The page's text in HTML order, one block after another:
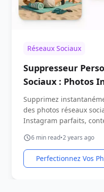
Réseaux Sociaux
Suppresseur
Sociaux : Photos
Parfaites
Supprimez
des photos réseaux
Instagram parfaits,
6min read•2 years ago
Perfectionnez Vos